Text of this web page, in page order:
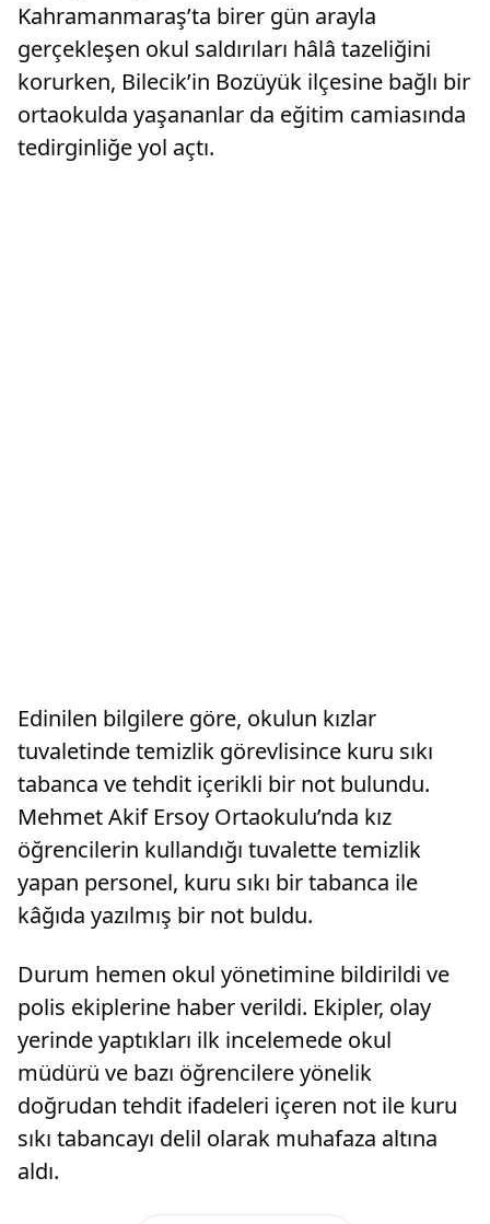
Kahramanmaraş’ta birer gün arayla
gerçekleşen okul saldırıları hâlâ tazeliğini
korurken, Bilecik’in Bozüyük ilçesine bağlı bir
ortaokulda yaşananlar da eğitim camiasında
tedirginliğe yol açtı.
Edinilen bilgilere göre, okulun kızlar
tuvaletinde temizlik görevlisince kuru sıkı
tabanca ve tehdit içerikli bir not bulundu.
Mehmet Akif Ersoy Ortaokulu’nda kız
öğrencilerin kullandığı tuvalette temizlik
yapan personel, kuru sıkı bir tabanca ile
kâğıda yazılmış bir not buldu.
Durum hemen okul yönetimine bildirildi ve
polis ekiplerine haber verildi. Ekipler, olay
yerinde yaptıkları ilk incelemede okul
müdürü ve bazı öğrencilere yönelik
doğrudan tehdit ifadeleri içeren not ile kuru
sıkı tabancayı delil olarak muhafaza altına
aldı.